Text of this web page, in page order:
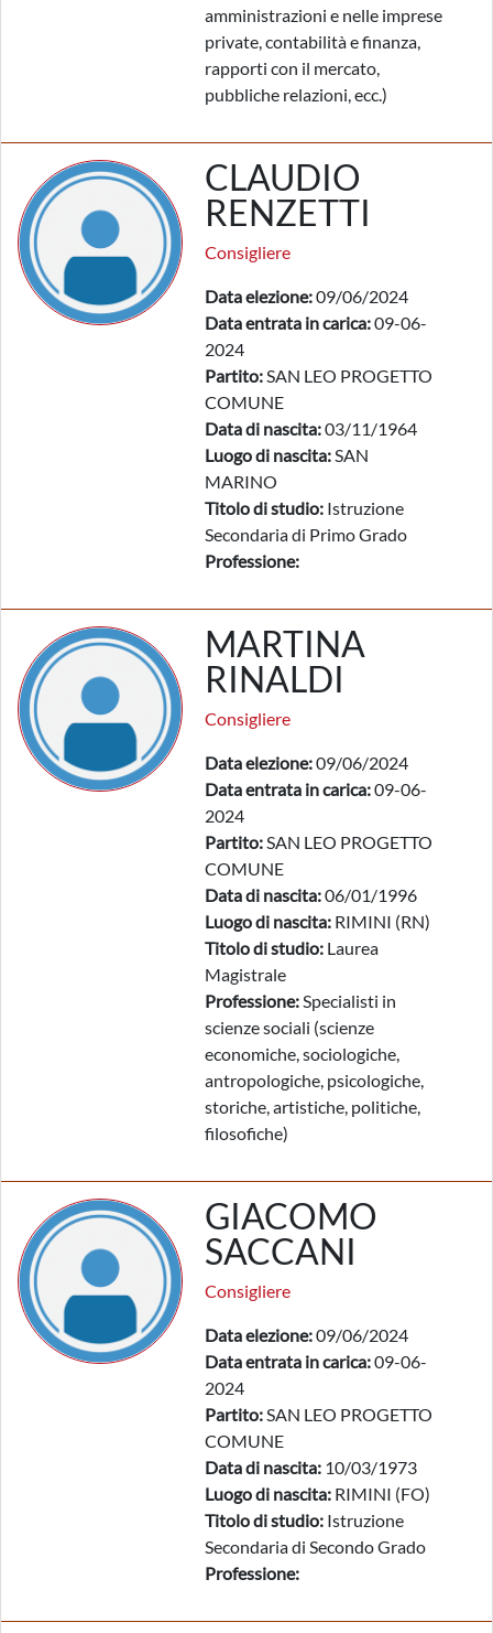
amministrazioni e nelle imprese
private, contabilità e finanza,
rapporti con il mercato,
pubbliche relazioni, ecc.)
CLAUDIO
RENZETTI
Consigliere
Data elezione:09/06/2024
Data entrata in carica:09-06-
2024
Partito:SAN LEO PROGETTO
COMUNE
Data di nascita:03/11/1964
Luogo di nascita:SAN
MARINO
Titolo di studio: Istruzione
Secondaria di Primo Grado
Professione:
MARTINA
RINALDI
Consigliere
Data elezione:09/06/2024
Data entrata in carica:09-06-
2024
Partito:SAN LEO PROGETTO
COMUNE
Data di nascita:06/01/1996
Luogo di nascita: RIMINI (RN)
Titolo di studio: Laurea
Magistrale
Professione:Specialisti in
scienze sociali (scienze
economiche, sociologiche,
antropologiche, psicologiche,
storiche, artistiche, politiche,
filosofiche)
GIACOMO
SACCANI
Consigliere
Data elezione:09/06/2024
Data entrata in carica:09-06-
2024
Partito:SAN LEO PROGETTO
COMUNE
Data di nascita: 10/03/1973
Luogo di nascita: RIMINI (FO)
Titolo di studio: Istruzione
Secondaria di Secondo Grado
Professione: